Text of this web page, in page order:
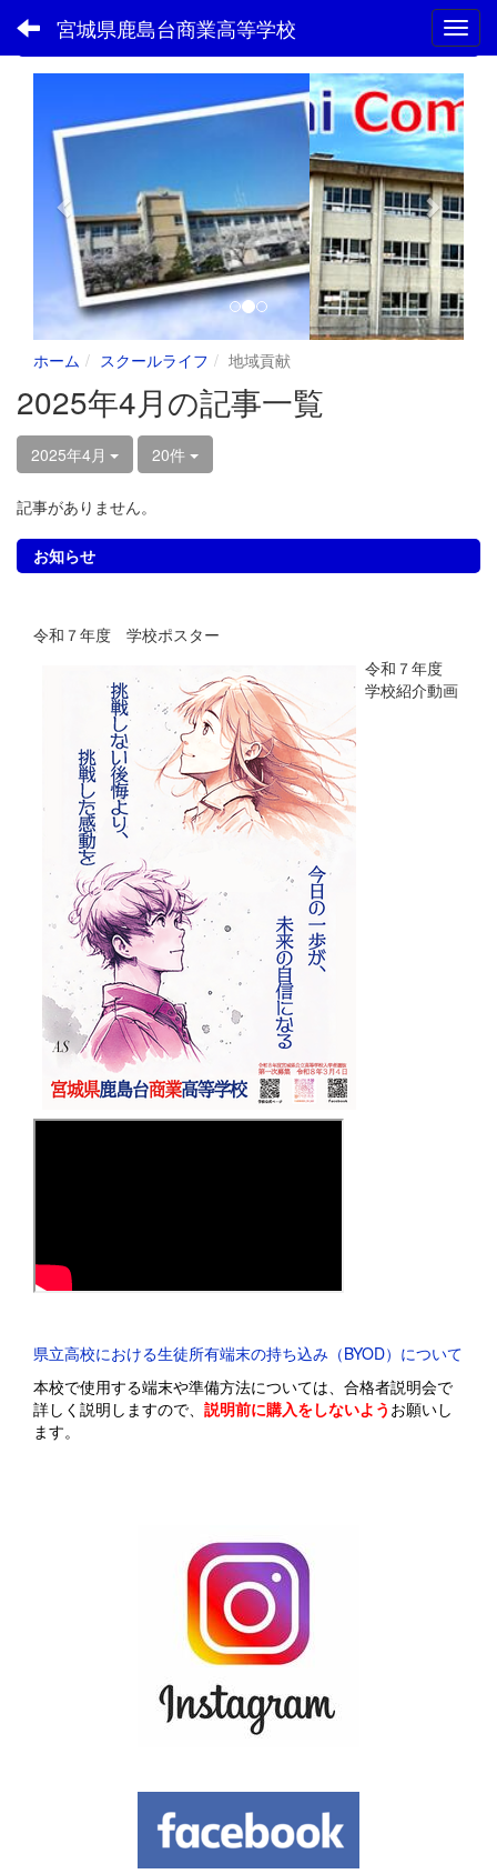
宮城県鹿島台商業高等学校
フォトアルバム
r
e
v
i
o
u
s
n
e
x
t
ホーム スクールライフ 地域貢献
2025年4月の記事一覧
2025年4月 20件
記事がありません。
お知らせ
令和７年度 学校ポスター
令和７年度
学校紹介動画
県立高校における生徒所有端末の持ち込み（BYOD）について
本校で使用する端末や準備方法については、合格者説明会で
詳しく説明しますので、 説明前に購入をしないよう お願いし
ます。